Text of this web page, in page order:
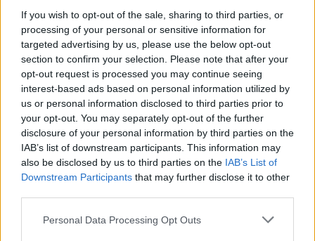
If you wish to opt-out of the sale, sharing to third parties, or
processing of your personal or sensitive information for
targeted advertising by us, please use the below opt-out
section to confirm your selection. Please note that after your
opt-out request is processed you may continue seeing
interest-based ads based on personal information utilized by
us or personal information disclosed to third parties prior to
your opt-out. You may separately opt-out of the further
disclosure of your personal information by third parties on the
IAB’s list of downstream participants. This information may
also be disclosed by us to third parties on the IAB’s List of
Downstream Participants that may further disclose it to other
Please note that this website/app uses one or more Google
Personal Data Processing Opt Outs
ΣΥΡΙΖΑ είναι σε διάλυση!» - Ο Κασσελάκης συγκαλεί
εκτάκτως την Πέμπτη το Ε.Γ.
Νετανιάχου σε στρατιώτες: Το επόμενο στάδιο του
πολέμου πλησιάζει -Έχουμε έναν στόχο, να συντρίψουμε
τη Χαμάς
Η 85χρονη όμηρος έδωσε το χέρι της στον απαγωγέα
της Χαμάς -Σάλος με την κίνησή της, τι υποστήριξε
[βίντεο]